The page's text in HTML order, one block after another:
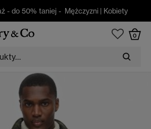
- do 50% taniej - Mężczyzni | Kobiety
0